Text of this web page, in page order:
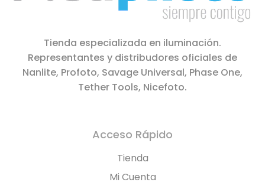
Tienda especializada en iluminación.
Representantes y distribudores oficiales de
Nanlite, Profoto, Savage Universal, Phase One,
Tether Tools, Nicefoto.
Acceso Rápido
Tienda
Mi Cuenta